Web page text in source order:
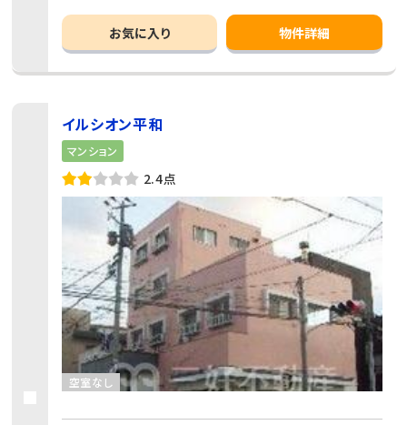
お気に入り 物件詳細
イルシオン平和
マンション
2.4点
空室なし